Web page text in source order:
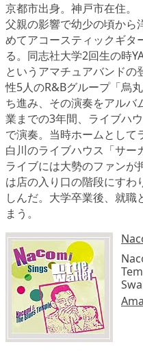
京都市出身。神戸市在住。
父親の影響で幼少の頃から
めてアコースティックギタ
る。同志社大学2回生の時
というアマチュアバンド
性5人のR&Bグループ「烏
ち進み、その演奏をアルバ
業までの3年間、ライブハ
で演奏。当時ホームとして
白川のライブハウス「サー
ライブには大勢のファンが
は店の入り口の階段にすわ
しんだ。大学卒業後、就職
まう。